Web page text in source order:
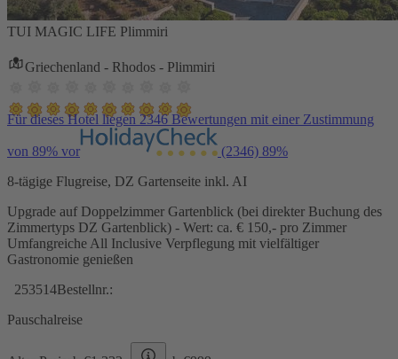
TUI MAGIC LIFE Plimmiri
Griechenland - Rhodos - Plimmiri
Für dieses Hotel liegen 2346 Bewertungen mit einer Zustimmung
von 89% vor (2346) 89%
8-tägige Flugreise, DZ Gartenseite inkl. AI
Upgrade auf Doppelzimmer Gartenblick (bei direkter Buchung des
Zimmertyps DZ Gartenblick) - Wert: ca. € 150,- pro Zimmer
Umfangreiche All Inclusive Verpflegung mit vielfältiger
Gastronomie genießen
253514Bestellnr.:
Pauschalreise